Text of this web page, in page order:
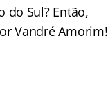
do Sul? Então,
Vandré Amorim!